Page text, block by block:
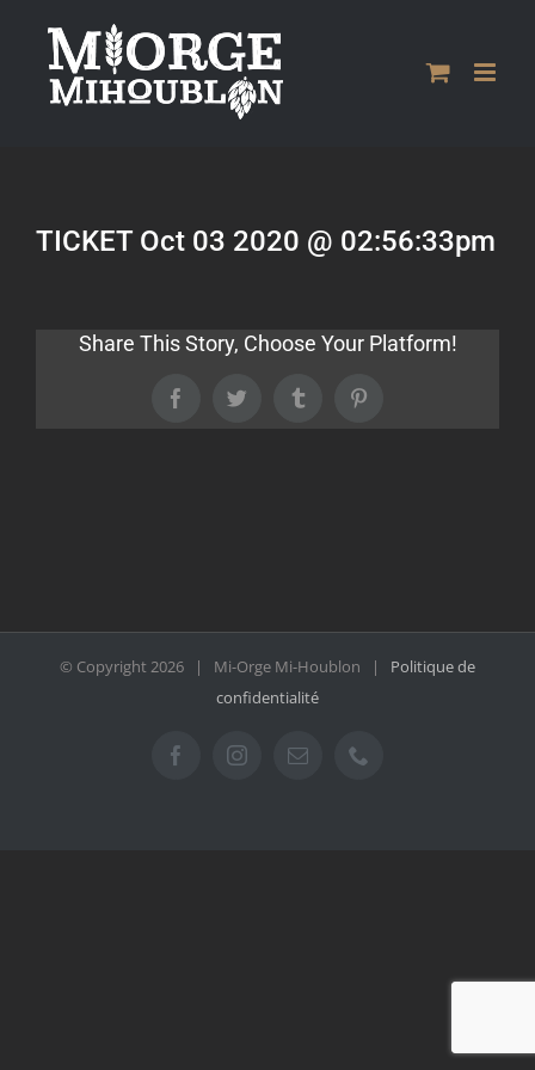
contenu
TICKET Oct 03 2020 @ 02:56:33pm
Share This Story, Choose Your Platform!
FacebookTwitter Tumblr
© Copyright2026 | Mi-Orge Mi-Houblon | Politique de
confidentialité
FacebookInstagramEmail